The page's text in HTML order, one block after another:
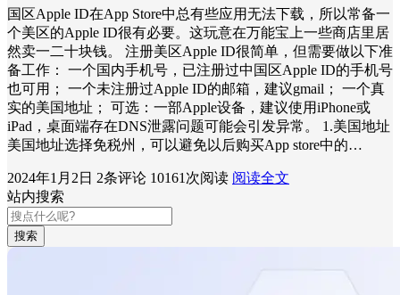
国区Apple ID在App Store中总有些应用无法下载，所以常备一
个美区的Apple ID很有必要。这玩意在万能宝上一些商店里居
然卖一二十块钱。 注册美区Apple ID很简单，但需要做以下准
备工作： 一个国内手机号，已注册过中国区Apple ID的手机号
也可用； 一个未注册过Apple ID的邮箱，建议gmail； 一个真
实的美国地址； 可选：一部Apple设备，建议使用iPhone或
iPad，桌面端存在DNS泄露问题可能会引发异常。 1.美国地址
美国地址选择免税州，可以避免以后购买App store中的…
2024年1月2日 2条评论 10161次阅读 阅读全文
站内搜索
搜索